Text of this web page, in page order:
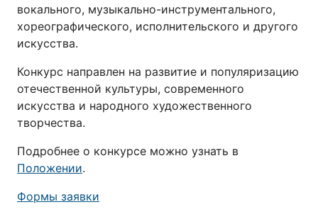
вокального, музыкально-инструментального,
хореографического, исполнительского и другого
искусства.
Конкурс направлен на развитие и популяризацию
отечественной культуры, современного
искусства и народного художественного
творчества.
Подробнее о конкурсе можно узнать в
Положении.
Формы заявки